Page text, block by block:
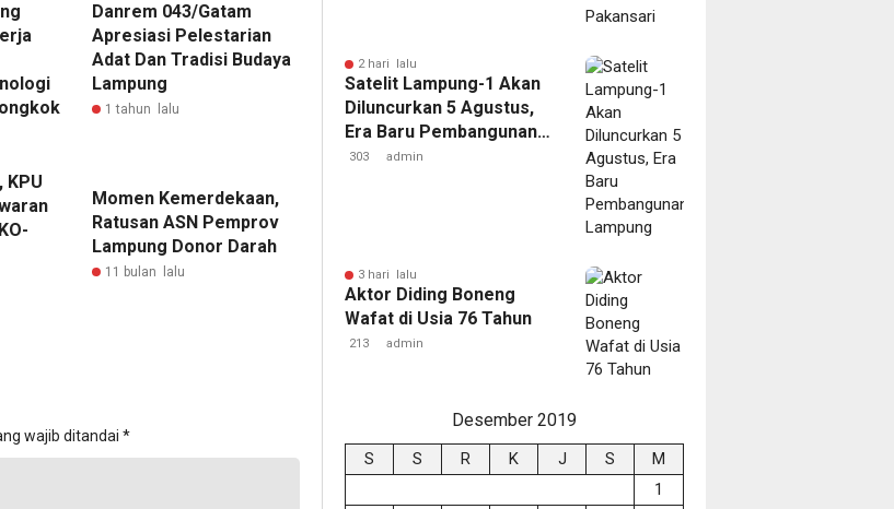
Danrem 043/Gatam
Apresiasi Pelestarian
Adat Dan Tradisi Budaya
Lampung
1 tahun lalu
KPU
Momen Kemerdekaan,
Ratusan ASN Pemprov
Lampung Donor Darah
11 bulan lalu
wajib ditandai *
2 hari lalu
Satelit Lampung-1 Akan
Diluncurkan 5 Agustus,
Era Baru Pembangunan
Lampung
303 admin
3 hari lalu
Aktor Diding Boneng
Wafat di Usia 76 Tahun
213 admin
Desember 2019
S S R K J S
M
1